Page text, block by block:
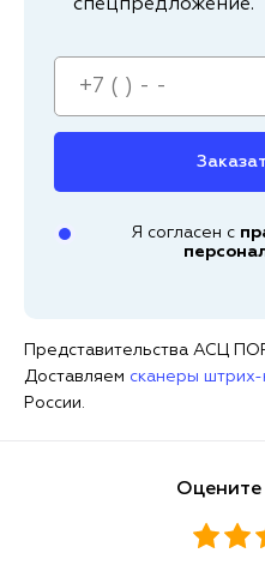
спецпредложение.
Я согласен с
Представительства АСЦ
Доставляем сканеры
России.